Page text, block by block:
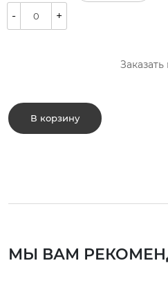
- +
В корзину
МЫ ВАМ